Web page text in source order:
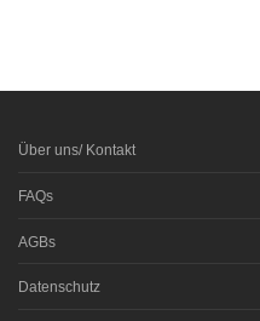
Über uns/ Kontakt
FAQs
AGBs
Datenschutz